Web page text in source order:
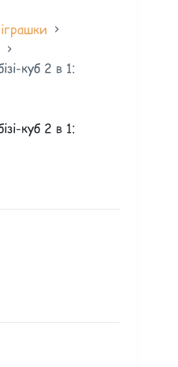
куб 2 в 1:
куб 2 в 1: